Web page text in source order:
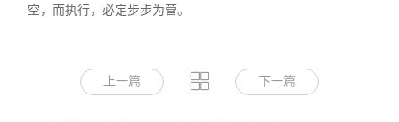
空，而执行，必定步步为营。
上一篇 下一篇